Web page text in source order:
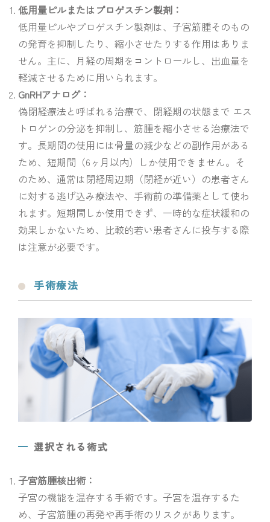
低用量ピルまたはプロゲスチン製剤：
低用量ピルやプロゲスチン製剤は、子宮筋腫そのもの
の発育を抑制したり、縮小させたりする作用はありま
せん。主に、月経の周期をコントロールし、出血量を
軽減させるために用いられます。
GnRHアナログ：
偽閉経療法と呼ばれる治療で、閉経期の状態まで エス
トロゲンの分泌を抑制し、筋腫を縮小させる治療法で
す。長期間の使用には骨量の減少などの副作用がある
ため、短期間（6ヶ月以内）しか使用できません。そ
のため、通常は閉経周辺期（閉経が近い）の患者さん
に対する逃げ込み療法や、手術前の準備薬として使わ
れます。短期間しか使用できず、一時的な症状緩和の
効果しかないため、比較的若い患者さんに投与する際
は注意が必要です。
手術療法
選択される術式
子宮筋腫核出術：
子宮の機能を温存する手術です。子宮を温存するた
め、子宮筋腫の再発や再手術のリスクがあります。